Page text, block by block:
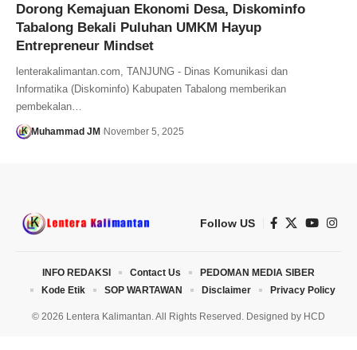
Dorong Kemajuan Ekonomi Desa, Diskominfo
Tabalong Bekali Puluhan UMKM Hayup
Entrepreneur Mindset
lenterakalimantan.com, TANJUNG - Dinas Komunikasi dan
Informatika (Diskominfo) Kabupaten Tabalong memberikan
pembekalan…
Muhammad JM November 5, 2025
Follow US
© 2026 Lentera Kalimantan. All Rights Reserved. Designed by HCD
INFO REDAKSI Contact Us
PEDOMAN MEDIA SIBER
Kode Etik
SOP WARTAWAN Disclaimer Privacy Policy